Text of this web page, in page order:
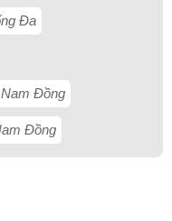
Đa
Đồng
Đồng